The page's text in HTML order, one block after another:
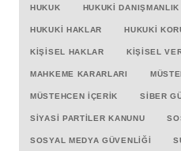
HUKUK HUKUKI DANIŞMANLIK
HUKUKI HAKLAR HUKUKI
KIŞISEL HAKLAR KIŞISEL
MAHKEME KARARLARI
MÜSTEHCEN İÇERIK SIBER
SIYASI PARTILER KANUNU
SOSYAL MEDYA GÜVENLIĞI